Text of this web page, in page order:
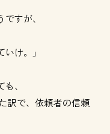
すが、
け。」
、
訳で、依頼者の信頼